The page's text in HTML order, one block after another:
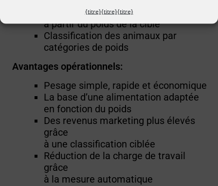
{titre}{titre}{titre}
Marquage entièrement automatique
à partir du poids de la cible
Classification des animaux par
catégories de poids
Avantages opérationnels:
Pesage simple, rapide et économique
La base d’une alimentation adaptée
en fonction du poids
Des revenus marketing plus élevés
grâce
à une classification ciblée
Réduction de la charge de travail
grâce
à la mesure automatique